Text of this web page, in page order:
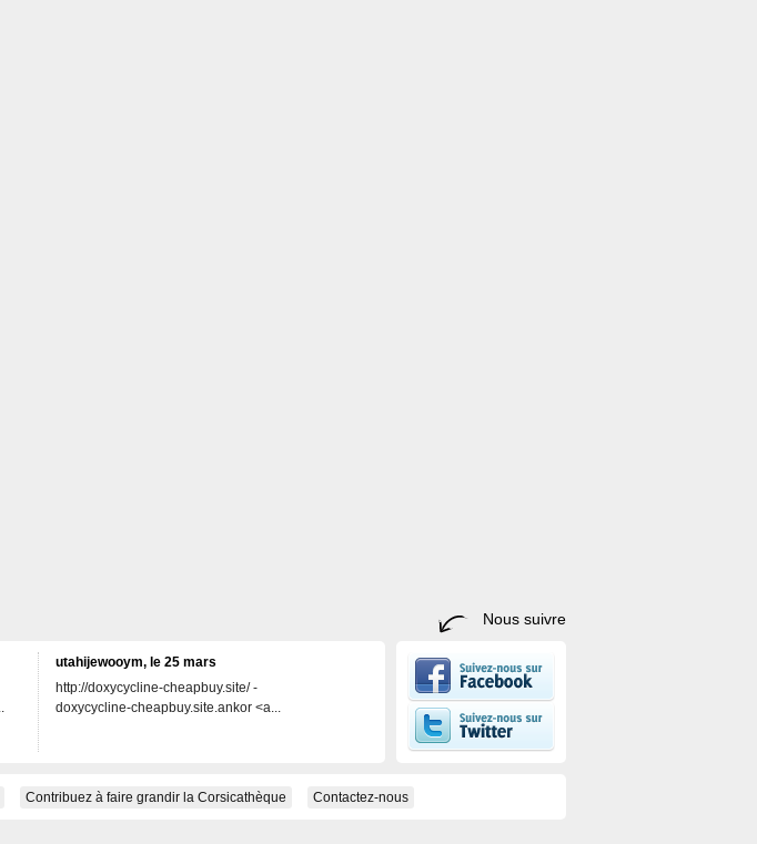
utahijewooym, le 25 mars
http://doxycycline-cheapbuy.site/ -
doxycycline-cheapbuy.site.ankor <a...
Nous suivre
Contribuez à faire grandir la Corsicathèque Contactez-nous